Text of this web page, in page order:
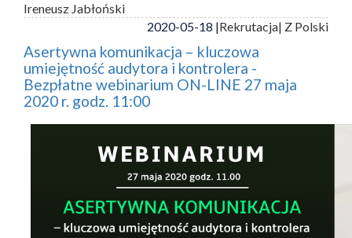
Ireneusz Jabłoński
2020-05-18 |Rekrutacja| Z Polski
Asertywna komunikacja – kluczowa
umiejętność audytora i kontrolera -
Bezpłatne webinarium ON-LINE 27 maja
2020 r. godz. 11:00